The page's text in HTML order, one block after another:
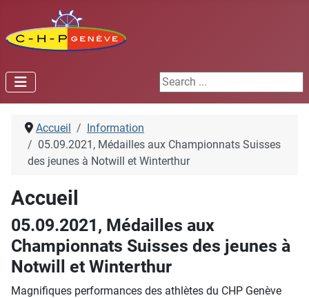
Search ...
Accueil
Information
05.09.2021, Médailles aux Championnats Suisses
des jeunes à Notwill et Winterthur
Accueil
05.09.2021, Médailles aux
Championnats Suisses des jeunes à
Notwill et Winterthur
Magnifiques performances des athlètes du CHP Genève